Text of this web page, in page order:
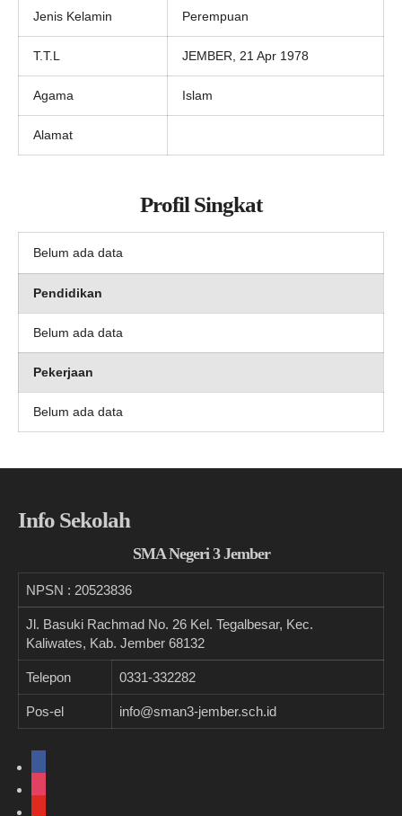
Jenis Kelamin Perempuan
T.T.L JEMBER, 21 Apr 1978
Agama Islam
Alamat
Profil Singkat
Belum ada data
Pendidikan
Belum ada data
Pekerjaan
Belum ada data
Info Sekolah
SMA Negeri 3 Jember
NPSN : 20523836
Jl. Basuki Rachmad No. 26 Kel. Tegalbesar, Kec.
Kaliwates, Kab. Jember 68132
Telepon 0331-332282
Pos-el info@sman3-jember.sch.id